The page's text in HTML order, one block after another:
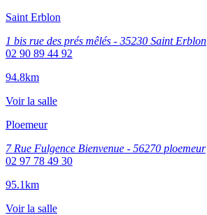
Saint Erblon
1 bis rue des prés mêlés - 35230 Saint Erblon
02 90 89 44 92
94.8km
Voir la salle
Ploemeur
7 Rue Fulgence Bienvenue - 56270 ploemeur
02 97 78 49 30
95.1km
Voir la salle